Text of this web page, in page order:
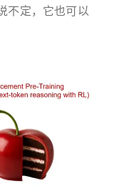
不定，它也可以